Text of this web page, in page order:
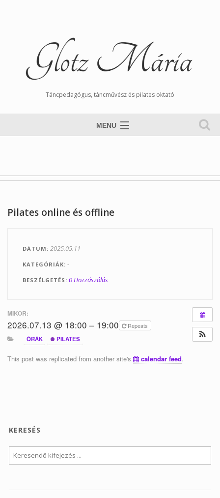
Táncpedagógus, táncművész és pilates oktató
MENU
Órarend
Kapcsolat
Pilates online és offline
DÁTUM 2025.05.11
KATEGÓRIÁK -
BESZÉLGETÉS 0 Hozzászólás
MIKOR:
2026.07.13 @ 18:00 – 19:00 Repeats
ÓRÁK PILATES
This post was replicated from another site's calendar feed.
KERESÉS